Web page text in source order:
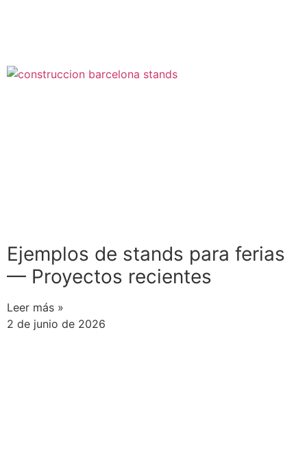
Ejemplos de stands para ferias
— Proyectos recientes
Leer más »
2 de junio de 2026